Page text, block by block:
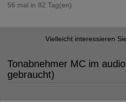
56 mal in 82 Tag(en)
Vielleicht interessieren
Tonabnehmer MC im
gebraucht)